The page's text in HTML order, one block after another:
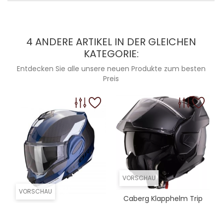
4 ANDERE ARTIKEL IN DER GLEICHEN
KATEGORIE:
Entdecken Sie alle unsere neuen Produkte zum besten
Preis
VORSCHAU
VORSCHAU
Caberg Klapphelm Trip